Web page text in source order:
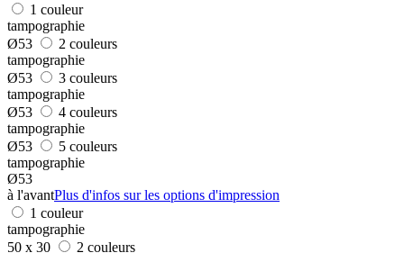
1 couleur
tampographie
Ø53
2 couleurs
tampographie
Ø53
3 couleurs
tampographie
Ø53
4 couleurs
tampographie
Ø53
5 couleurs
tampographie
Ø53
à l'avantPlus d'infos sur les options d'impression
1 couleur
tampographie
50 x 30
2 couleurs